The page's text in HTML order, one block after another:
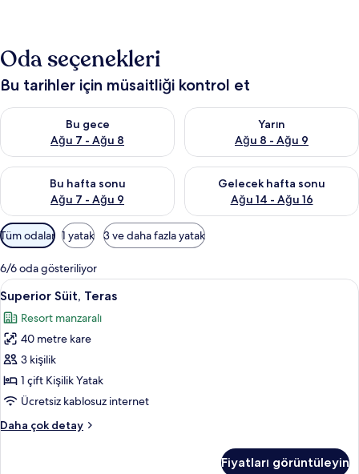
Oda seçenekleri
Bu tarihler için müsaitliği kontrol et
Bu gece
Ağu 7 - Ağu 8
Bu gece için müsaitliği kontrol et Ağu 7 - Ağu 8
Yarın
Ağu 8 - Ağu 9
Yarın için müsaitliği kontrol
Bu hafta sonu
Ağu 7 - Ağu 9
Bu hafta sonu için müsaitliği kontrol et Ağu 7 - Ağu 9
Gelecek hafta sonu
Ağu 14 - Ağu 16
Önümüzdeki hafta sonu için
Odalar
için
mevcut
filtreler
Tüm odalar 1 yatak 3 ve daha fazla yatak
6/6 oda gösteriliyor
Superior
Süit,
Teras
için
tüm
fotoğrafları
görün
Superior Süit, Teras | Kaliteli yatak
6
Superior Süit, Teras
Resort manzaralı
40 metre kare
3 kişilik
1 çift Kişilik Yatak
Ücretsiz kablosuz internet
Daha çok detay
Superior
Fiyatları görüntüleyin